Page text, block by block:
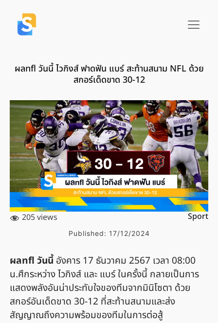
ผลnfl วันนี้ ไวกิงส์ ฟาดฟัน แบร์ สะท้านสนาม NFL ด้วย
สกอร์เด็ดขาด 30-12
205 views Sport
Published: 17/12/2024
ผลnfl วันนี้ อังคาร 17 ธันวาคม 2567 เวลา 08:00
น.ศึกระหว่าง ไวกิงส์ และ แบร์ ในครั้งนี้ กลายเป็นการ
แสดงพลังอันน่าประทับใจของทีมจากมินิโซตา ด้วย
สกอร์อันเด็ดขาด 30-12 ที่สะท้านสนามและส่ง
สัญญาณถึงความพร้อมของทีมในการต่อสู้